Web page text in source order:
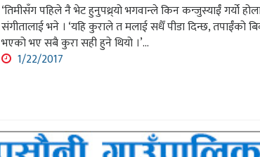
‘तिमीसँग पहिले नै भेट हुनुपथ्र्यो भगवान्ले किन कन्जुस्याईँ गर्यो
संगीतालाई भने । ‘यहि कुराले त मलाई सधैँ पीडा दिन्छ, तपाईँको
भएको भए सबै कुरा सही हुने थियो ।’...
1/22/2017